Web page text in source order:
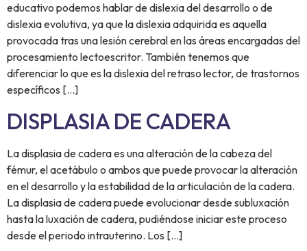
educativo podemos hablar de dislexia del desarrollo o de
dislexia evolutiva, ya que la dislexia adquirida es aquella
provocada tras una lesión cerebral en las áreas encargadas del
procesamiento lectoescritor. También tenemos que
diferenciar lo que es la dislexia del retraso lector, de trastornos
específicos […]
DISPLASIA DE CADERA
La displasia de cadera es una alteración de la cabeza del
fémur, el acetábulo o ambos que puede provocar la alteración
en el desarrollo y la estabilidad de la articulación de la cadera.
La displasia de cadera puede evolucionar desde subluxación
hasta la luxación de cadera, pudiéndose iniciar este proceso
desde el periodo intrauterino. Los […]